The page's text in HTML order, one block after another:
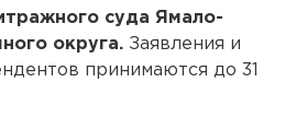
суда Ямало-
округа. Заявления и
принимаются до 31